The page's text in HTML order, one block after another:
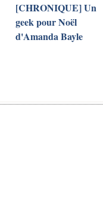
[CHRONIQUE] Un
geek pour Noël
d'Amanda Bayle